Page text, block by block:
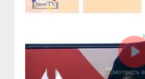
Смотреть